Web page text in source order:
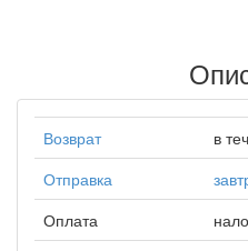
Возврат
в
Отправка
Оплата